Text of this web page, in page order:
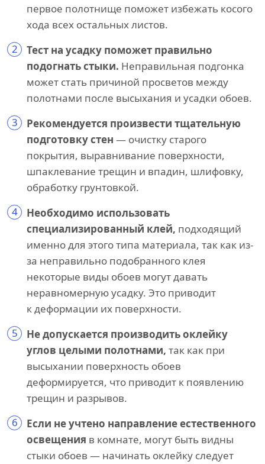
первое полотнище поможет избежать косого
хода всех остальных листов.
2
Тест на усадку поможет правильно
подогнать стыки. Неправильная подгонка
может стать причиной просветов между
полотнами после высыхания и усадки обоев.
3
Рекомендуется произвести тщательную
подготовку стен — очистку старого
покрытия, выравнивание поверхности,
шпаклевание трещин и впадин, шлифовку,
обработку грунтовкой.
4
Необходимо использовать
специализированный клей, подходящий
именно для этого типа материала, так как из-
за неправильно подобранного клея
некоторые виды обоев могут давать
неравномерную усадку. Это приводит
к деформации их поверхности.
5
Не допускается производить оклейку
углов целыми полотнами, так как при
высыхании поверхность обоев
деформируется, что приводит к появлению
трещин и разрывов.
6
Если не учтено направление естественного
освещения в комнате, могут быть видны
стыки обоев — начинать оклейку следует